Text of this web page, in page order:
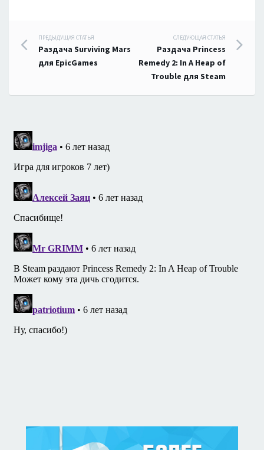
Навигация
по
записям
ПРЕДЫДУЩАЯ СТАТЬЯ
Раздача Surviving Mars
для EpicGames
СЛЕДУЮЩАЯ СТАТЬЯ
Раздача Princess
Remedy 2: In A Heap of
Trouble для Steam